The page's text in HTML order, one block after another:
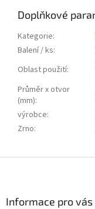
Doplňkové
Kategorie:
Balení / ks:
Oblast použití:
Průměr x otvor
(mm):
výrobce:
Zrno:
Informace pro vás